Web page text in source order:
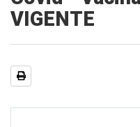
VIGENTE